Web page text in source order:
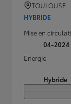
TOULOUSE
HYBRIDE
Mise en
04-2024
Energie
Hybride